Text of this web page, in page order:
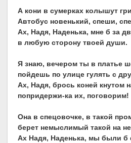
А кони в сумерках колышут
Автобус новенький, спеши,
Ах, Надя, Наденька, мне б за
в любую сторону твоей души.
Я знаю, вечером ты в платье
пойдешь по улице гулять с
Ах, Надя, брось коней кнутом
попридержи-ка их, поговорим!
Она в спецовочке, в такой
берет немыслимый такой на
Ах Надя, Наденька, мы были б